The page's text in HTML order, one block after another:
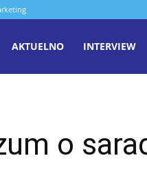
AKTUELNO INTERVIEW
o